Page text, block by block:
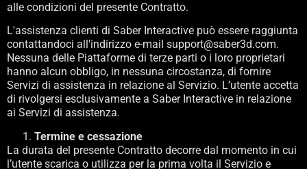
alle condizioni del presente Contratto.
L'assistenza clienti di Saber Interactive può essere raggiunta
contattandoci all'indirizzo e-mail support@saber3d.com.
Nessuna delle Piattaforme di terze parti o i loro proprietari
hanno alcun obbligo, in nessuna circostanza, di fornire
Servizi di assistenza in relazione al Servizio. L’utente accetta
di rivolgersi esclusivamente a Saber Interactive in relazione
ai Servizi di assistenza.
Termine e cessazione
La durata del presente Contratto decorre dal momento in cui
l’utente scarica o utilizza per la prima volta il Servizio e